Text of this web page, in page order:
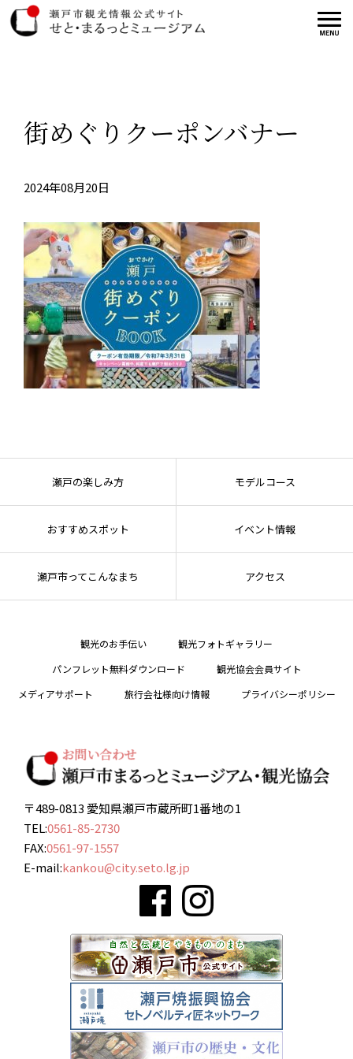
街めぐりクーポンバナー
2024年08月20日
瀬戸の楽しみ方 モデルコース
おすすめスポット イベント情報
瀬戸市ってこんなまち アクセス
観光のお手伝い
観光フォトギャラリー
パンフレット無料ダウンロード
観光協会会員サイト
メディアサポート
旅行会社様向け情報 プライバシーポリシー
〒489-0813 愛知県瀬戸市蔵所町1番地の1
TEL:0561-85-2730
FAX:0561-97-1557
E-mail:kankou@city.seto.lg.jp